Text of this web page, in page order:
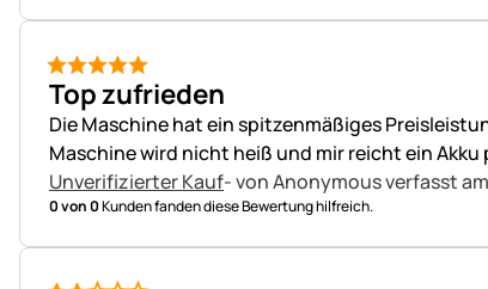
5 von 5
Top zufrieden
Die Maschine hat ein spitzenmäßiges
Maschine wird nicht heiß und mir reicht ein Akku
Unverifizierter Kauf- von Anonymousverfasst am
0 von 0Kunden fanden diese Bewertung hilfreich.